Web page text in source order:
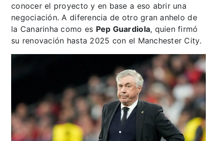
conocer el proyecto y en base a eso abrir una
negociación. A diferencia de otro gran anhelo de
la Canarinha como es Pep Guardiola, quien firmó
su renovación hasta 2025 con el Manchester City.